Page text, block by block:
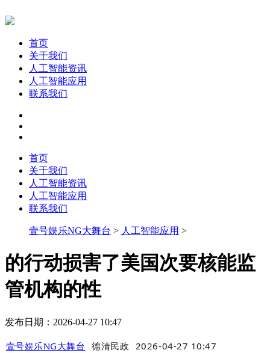
首页
关于我们
人工智能资讯
人工智能应用
联系我们
首页
关于我们
人工智能资讯
人工智能应用
联系我们
壹号娱乐NG大舞台 > 人工智能应用 >
的行动损害了美国次要核能监
管机构的性
发布日期：2026-04-27 10:47
壹号娱乐NG大舞台 德清民政 2026-04-27 10:47